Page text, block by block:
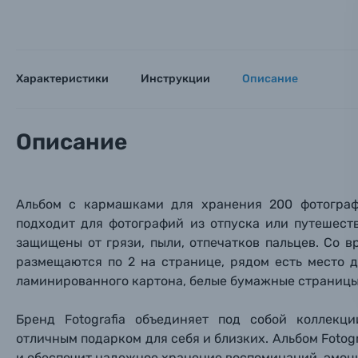
Осветительное оборудование
Фоторамки
Книги о фотографии, альбомы известных
Вами с
Характеристики Инструкции Описание
Описание
Альбом с кармашками для хранения 200
подходит для фотографий из отпуска или
защищены от грязи, пыли, отпечатков пальцев. Со
размещаются по 2 на странице, рядом есть место
ламинированного картона, белые бумажные
Бренд Fotografia объединяет под собой
отличным подарком для себя и близких. Альбом